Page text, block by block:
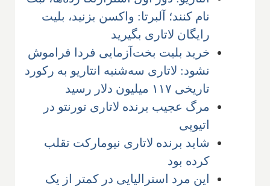
نام کنند؛ آلبرتا: واکسن بزنید، بلیت
رایگان لاتاری بگیرید
خرید بلیت بخت‌آزمایی فردا فراموش
نشود: لاتاری سه‌شنبه انتاریو به رکورد
تاریخی ۱۱۷ میلیون دلار رسید
مرگ عجیب برنده لاتاری تورنتو در
اتیوپی
شاید برنده لاتاری نیومارکت تقلب
کرده بود
این مرد استرالیایی در کمتر از یک